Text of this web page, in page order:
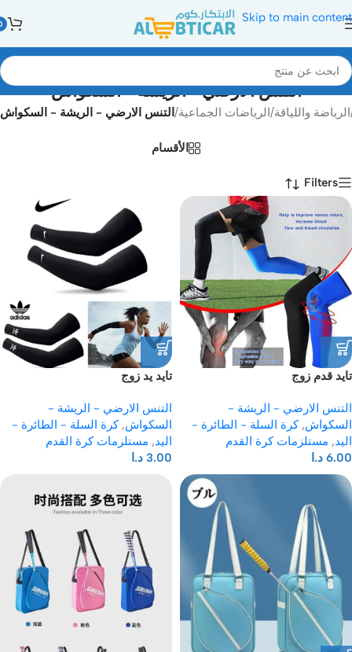
Skip to main content
التنس الارضي - الريشة - السكواش
الرياضة واللياقة/الرياضات الجماعية/ التنس الارضي - الريشة - السكواش
الأقسام
Filters
تايد قدم زوج
التنس الارضي - الريشة -
السكواش, كرة السلة - الطائرة -
اليد, مستلزمات كرة القدم
6.00 د.ا
تايد يد زوج
التنس الارضي - الريشة -
السكواش, كرة السلة - الطائرة -
اليد, مستلزمات كرة القدم
3.00 د.ا